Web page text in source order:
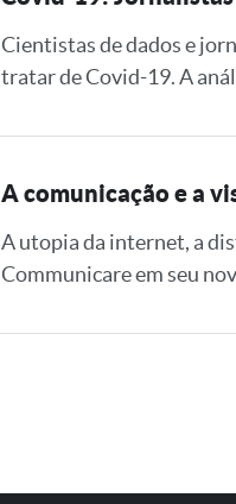
Cientistas de dados e
tratar de Covid-19. A
A comunicação e a
A utopia da internet, a
Communicare em seu